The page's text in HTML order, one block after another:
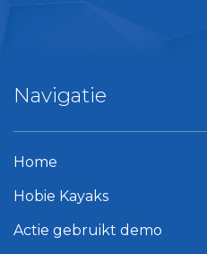
Navigatie
Home
Hobie Kayaks
Actie gebruikt demo